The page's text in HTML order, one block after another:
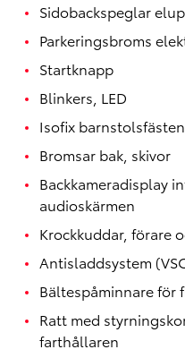
Sidobackspeglar
Parkeringsbroms
Startknapp
Blinkers, LED
Isofix
Bromsar bak, skivor
Backkameradisplay
audioskärmen
Krockkuddar, förare
Antisladdsystem
Bältespåminnare för
Ratt med
farthållaren